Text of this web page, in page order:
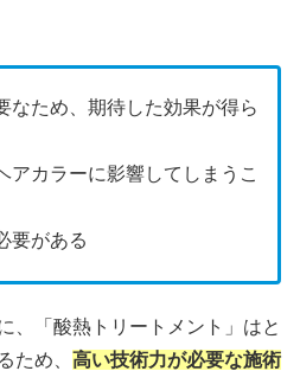
なため、期待した効果が得ら
アカラーに影響してしまうこ
要がある
、「酸熱トリートメント」はと
ため、 高い技術力が必要な施術